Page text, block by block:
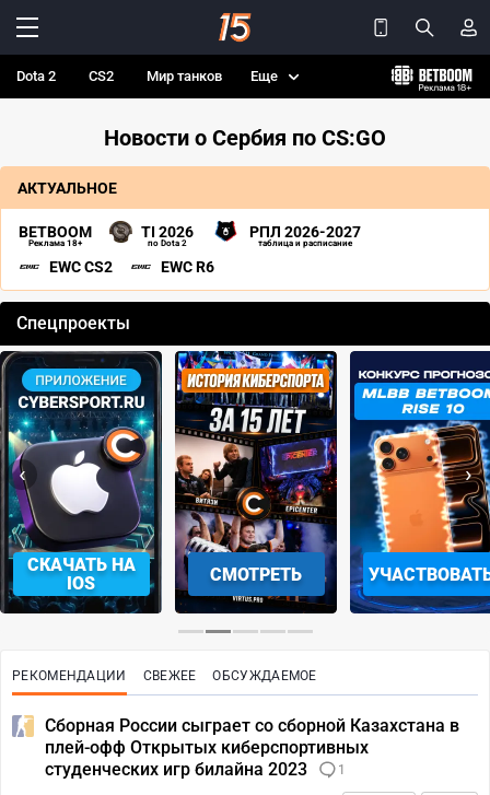
Dota 2 CS2 Мир танков Еще
Новости о Сербия по CS:GO
АКТУАЛЬНОЕ
BETBOOM
Реклама 18+
TI 2026
по Dota 2
РПЛ 2026-2027
таблица и расписание
EWC CS2 EWC R6
Спецпроекты
СКАЧАТЬ НА
IOS
СМОТРЕТЬ
‹ ›
РЕКОМЕНДАЦИИ СВЕЖЕЕ ОБСУЖДАЕМОЕ
Сборная России сыграет со сборной Казахстана в
плей-офф Открытых киберспортивных
студенческих игр билайна 2023
1